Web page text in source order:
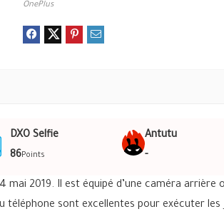
OnePlus
DXO Selfie
86Points
Antutu
-
mai 2019. Il est équipé d’une caméra arrière
téléphone sont excellentes pour exécuter les